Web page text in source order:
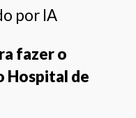
por IA
fazer o
Hospital de